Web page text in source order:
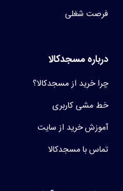
فرصت شغلی
درباره مسجدکالا
چرا خرید از مسجدکالا؟
خط مشی کاربری
آموزش خرید از سایت
تماس با مسجدکالا